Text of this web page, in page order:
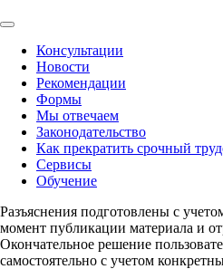
Консультации
Новости
Рекомендации
Формы
Мы отвечаем
Законодательство
Как прекратить срочный
Сервисы
Обучение
Разъяснения подготовлены с
момент публикации материала и
Окончательное решение
самостоятельно с учетом